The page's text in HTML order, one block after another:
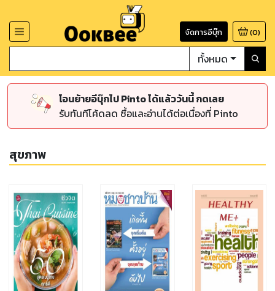
จัดการอีบุ๊ก (0)
ทั้งหมด
โอนย้ายอีบุ๊กไป Pinto ได้แล้ววันนี้ กดเลย
รับทันทีโค้ดลด ซื้อและอ่านได้ต่อเนื่องที่ Pinto
สุขภาพ